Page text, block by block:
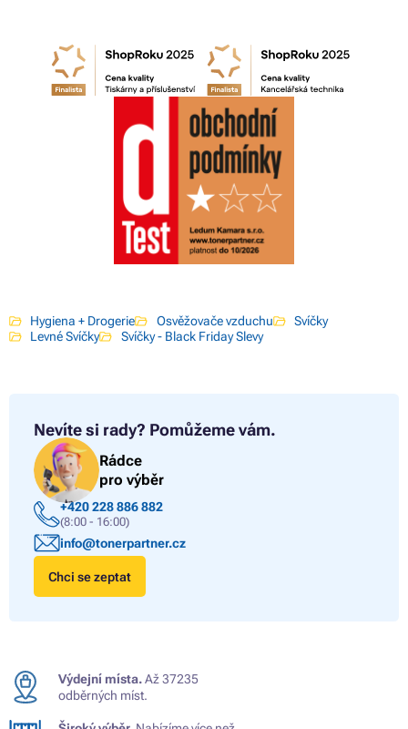
Hygiena + Drogerie Osvěžovače vzduchu
Svíčky
Levné Svíčky
Svíčky - Black Friday Slevy
Nevíte si rady? Pomůžeme vám.
Rádce
pro výběr
+420 228 886 882
(8:00 - 16:00)
info@tonerpartner.cz
Chci se zeptat
Výdejní místa.Až 37235
odběrných míst.